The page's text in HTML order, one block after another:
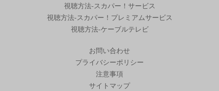
視聴方法-スカパー！サービス
視聴方法-スカパー！プレミアムサービス
視聴方法-ケーブルテレビ
お問い合わせ
プライバシーポリシー
注意事項
サイトマップ